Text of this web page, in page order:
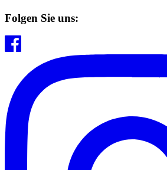
Folgen Sie uns: